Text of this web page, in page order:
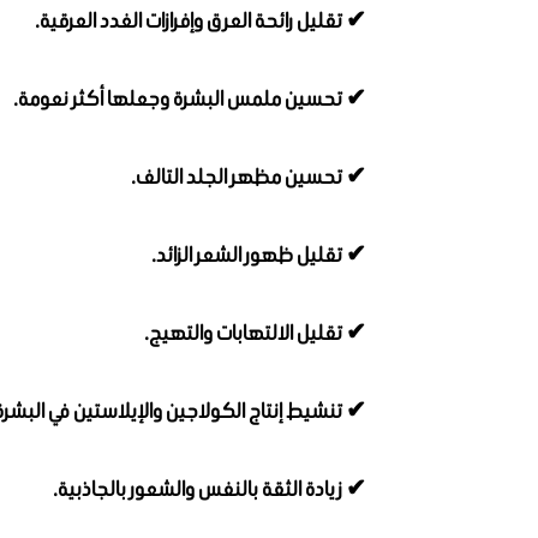
✔ تقليل رائحة العرق وإفرازات الغدد العرقية.
✔ تحسين ملمس البشرة وجعلها أكثر نعومة.
✔ تحسين مظهر الجلد التالف.
✔ تقليل ظهور الشعر الزائد.
✔ تقليل الالتهابات والتهيج.
✔ تنشيط إنتاج الكولاجين والإيلاستين في
✔ زيادة الثقة بالنفس والشعور بالجاذبية.